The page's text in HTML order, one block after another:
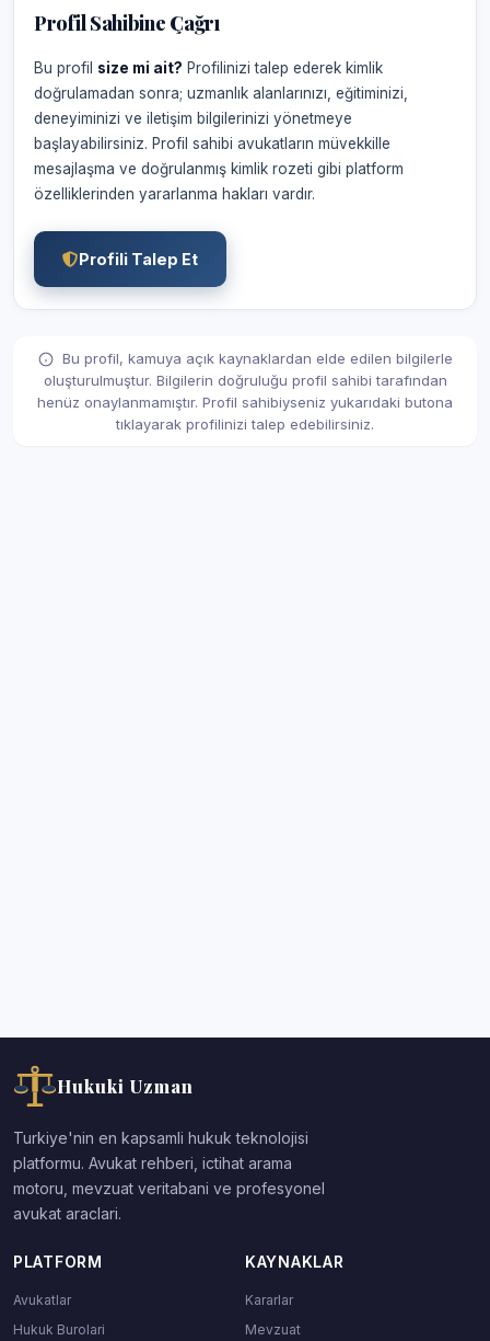
Profil Sahibine Çağrı
Bu profil size mi ait? Profilinizi talep ederek kimlik
doğrulamadan sonra; uzmanlık alanlarınızı, eğitiminizi,
deneyiminizi ve iletişim bilgilerinizi yönetmeye
başlayabilirsiniz. Profil sahibi avukatların müvekkille
mesajlaşma ve doğrulanmış kimlik rozeti gibi platform
özelliklerinden yararlanma hakları vardır.
Profili Talep Et
Bu profil, kamuya açık kaynaklardan elde edilen bilgilerle
oluşturulmuştur. Bilgilerin doğruluğu profil sahibi tarafından
henüz onaylanmamıştır. Profil sahibiyseniz yukarıdaki butona
tıklayarak profilinizi talep edebilirsiniz.
Hukuki Uzman
Turkiye'nin en kapsamli hukuk teknolojisi
platformu. Avukat rehberi, ictihat arama
motoru, mevzuat veritabani ve profesyonel
avukat araclari.
PLATFORM
Avukatlar
Hukuk Burolari
KAYNAKLAR
Kararlar
Mevzuat